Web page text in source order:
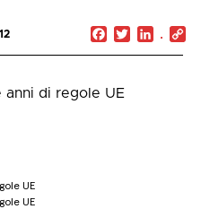
Facebook
Twitter
anni di regole UE
UE
UE